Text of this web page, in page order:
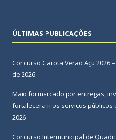
ÚLTIMAS PUBLICAÇÕES
Concurso Garota Verão Açu 2026
de 2026
Maio foi marcado por entregas,
fortaleceram os serviços públicos
2026
Concurso Intermunicipal de